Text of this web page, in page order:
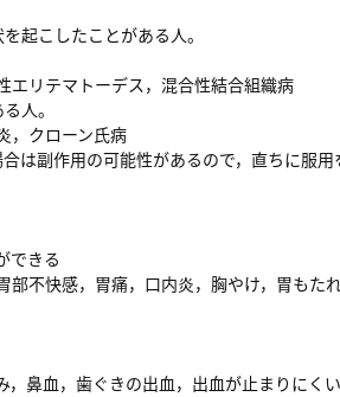
起こしたことがある人。
リテマトーデス，混合性結合組織病
人。
クローン氏病
は副作用の可能性があるので，直ちに服
できる
部不快感，胃痛，口内炎，胸やけ，胃もた
，鼻血，歯ぐきの出血，出血が止まりにく